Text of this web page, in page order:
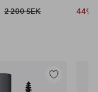
2 200 SEK 449
Lägg